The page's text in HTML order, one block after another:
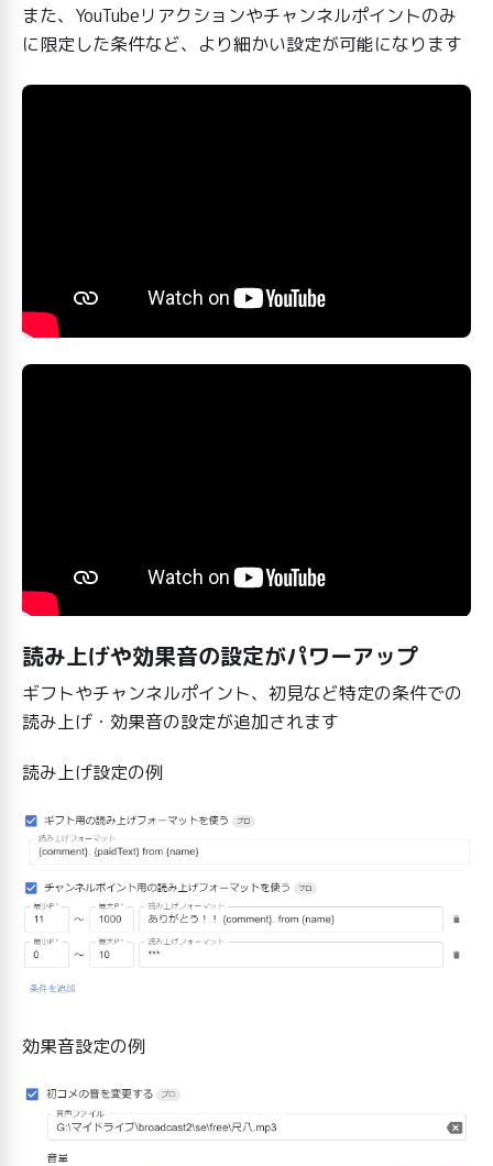
また、YouTubeリアクションやチャンネルポイントのみ
に限定した条件など、より細かい設定が可能になります
読み上げや効果音の設定がパワーアップ
ギフトやチャンネルポイント、初見など特定の条件での
読み上げ・効果音の設定が追加されます
読み上げ設定の例
効果音設定の例